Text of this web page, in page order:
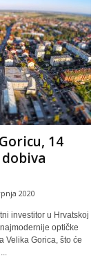
14
2020
investitor u Hrvatskoj
optičke
Velika Gorica, što će